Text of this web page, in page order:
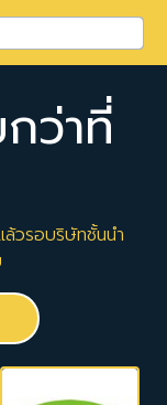
ว่าที่
วรอบริษัทชั้นนำ